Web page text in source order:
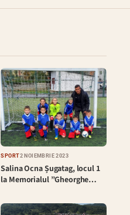
SPORT2 NOIEMBRIE 2023
Salina Ocna Șugatag, locul 1
la Memorialul ”Gheorghe…